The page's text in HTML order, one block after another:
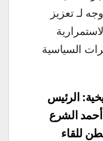
لـ تعزيز
السياسية
الرئيس
الشرع
للقاء